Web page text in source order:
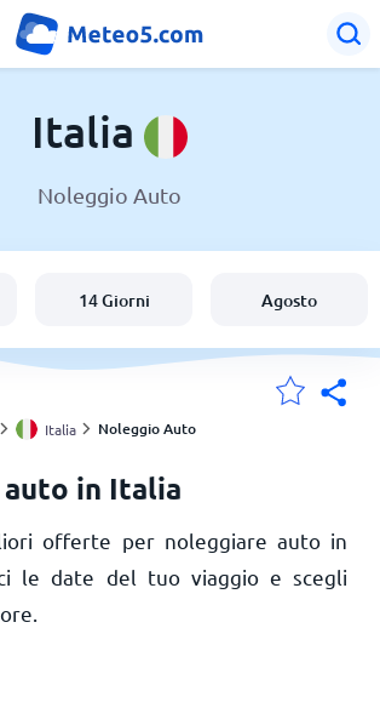
Italia
Noleggio Auto
14 Giorni Agosto
Italia Noleggio Auto
in Italia
offerte per noleggiare auto in
le date del tuo viaggio e scegli